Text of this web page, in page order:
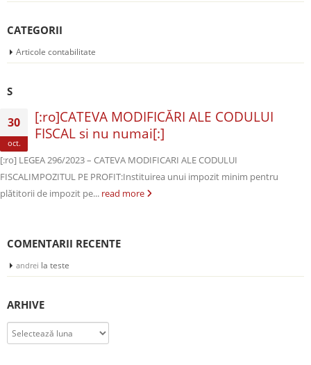
CATEGORII
Articole contabilitate
S
30
oct.
[:ro]CATEVA MODIFICĂRI ALE CODULUI
FISCAL si nu numai[:]
[:ro] LEGEA 296/2023 – CATEVA MODIFICARI ALE CODULUI
FISCALIMPOZITUL PE PROFIT:Instituirea unui impozit minim pentru
plătitorii de impozit pe... read more
COMENTARII RECENTE
andrei la teste
ARHIVE
Arhive